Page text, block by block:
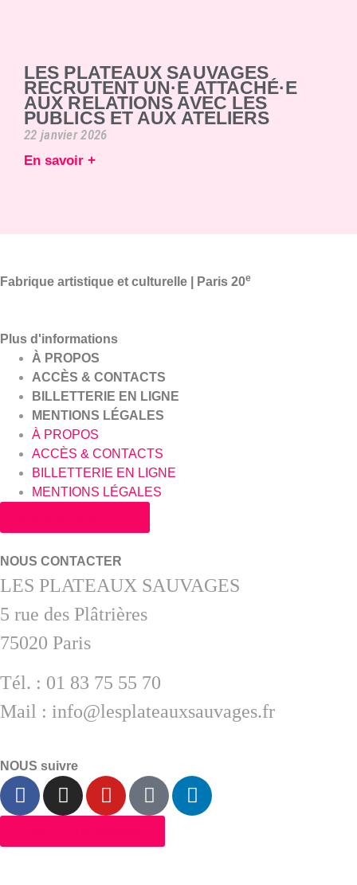
LES PLATEAUX SAUVAGES
RECRUTENT UN·E ATTACHÉ·E
AUX RELATIONS AVEC LES
PUBLICS ET AUX ATELIERS
22 janvier 2026
En savoir +
Fabrique artistique et culturelle | Paris 20e
Plus d'informations
À PROPOS
ACCÈS & CONTACTS
BILLETTERIE EN LIGNE
MENTIONS LÉGALES
À PROPOS
ACCÈS & CONTACTS
BILLETTERIE EN LIGNE
MENTIONS LÉGALES
NOUS CONTACTER
LES PLATEAUX SAUVAGES
5 rue des Plâtrières
75020 Paris
Tél. : 01 83 75 55 70
Mail : info@lesplateauxsauvages.fr
NOUS suivre